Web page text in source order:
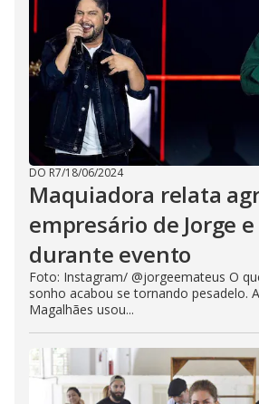
DO R7/18/06/2024
Maquiadora relata
empresário de Jorge
durante evento
Foto: Instagram/ @jorgeemateus O
sonho acabou se tornando pesadelo.
Magalhães usou...